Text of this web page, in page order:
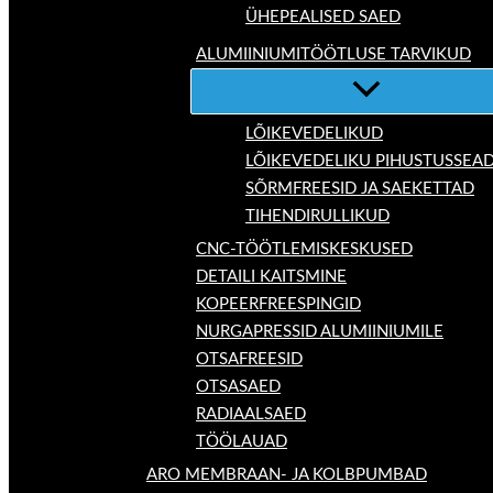
ÜHEPEALISED SAED
ALUMIINIUMITÖÖTLUSE TARVIKUD
LÕIKEVEDELIKUD
LÕIKEVEDELIKU
SÕRMFREESID JA SAEKETTAD
TIHENDIRULLIKUD
CNC-TÖÖTLEMISKESKUSED
DETAILI KAITSMINE
KOPEERFREESPINGID
NURGAPRESSID ALUMIINIUMILE
OTSAFREESID
OTSASAED
RADIAALSAED
TÖÖLAUAD
ARO MEMBRAAN- JA KOLBPUMBAD